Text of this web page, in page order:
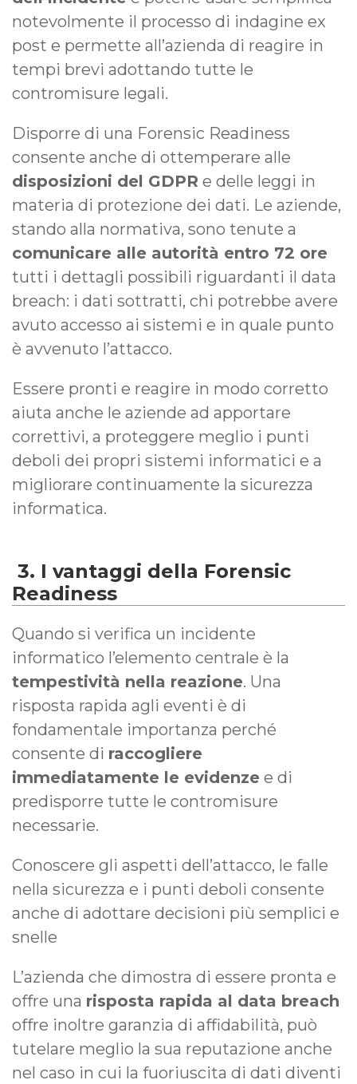
notevolmente il processo di indagine ex
post e permette all’azienda di reagire in
tempi brevi adottando tutte le
contromisure legali.
Disporre di una Forensic Readiness
consente anche di ottemperare alle
disposizioni del GDPR e delle leggi in
materia di protezione dei dati. Le aziende,
stando alla normativa, sono tenute a
comunicare alle autorità entro 72 ore
tutti i dettagli possibili riguardanti il data
breach: i dati sottratti, chi potrebbe avere
avuto accesso ai sistemi e in quale punto
è avvenuto l’attacco.
Essere pronti e reagire in modo corretto
aiuta anche le aziende ad apportare
correttivi, a proteggere meglio i punti
deboli dei propri sistemi informatici e a
migliorare continuamente la sicurezza
informatica.
3. I vantaggi della Forensic
Readiness
Quando si verifica un incidente
informatico l’elemento centrale è la
tempestività nella reazione. Una
risposta rapida agli eventi è di
fondamentale importanza perché
consente di raccogliere
immediatamente le evidenze e di
predisporre tutte le contromisure
necessarie.
Conoscere gli aspetti dell’attacco, le falle
nella sicurezza e i punti deboli consente
anche di adottare decisioni più semplici e
snelle
L’azienda che dimostra di essere pronta e
offre una risposta rapida al data breach
offre inoltre garanzia di affidabilità, può
tutelare meglio la sua reputazione anche
nel caso in cui la fuoriuscita di dati diventi